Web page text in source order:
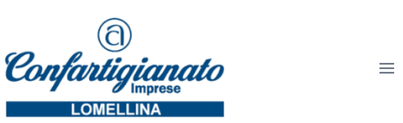
contenuto